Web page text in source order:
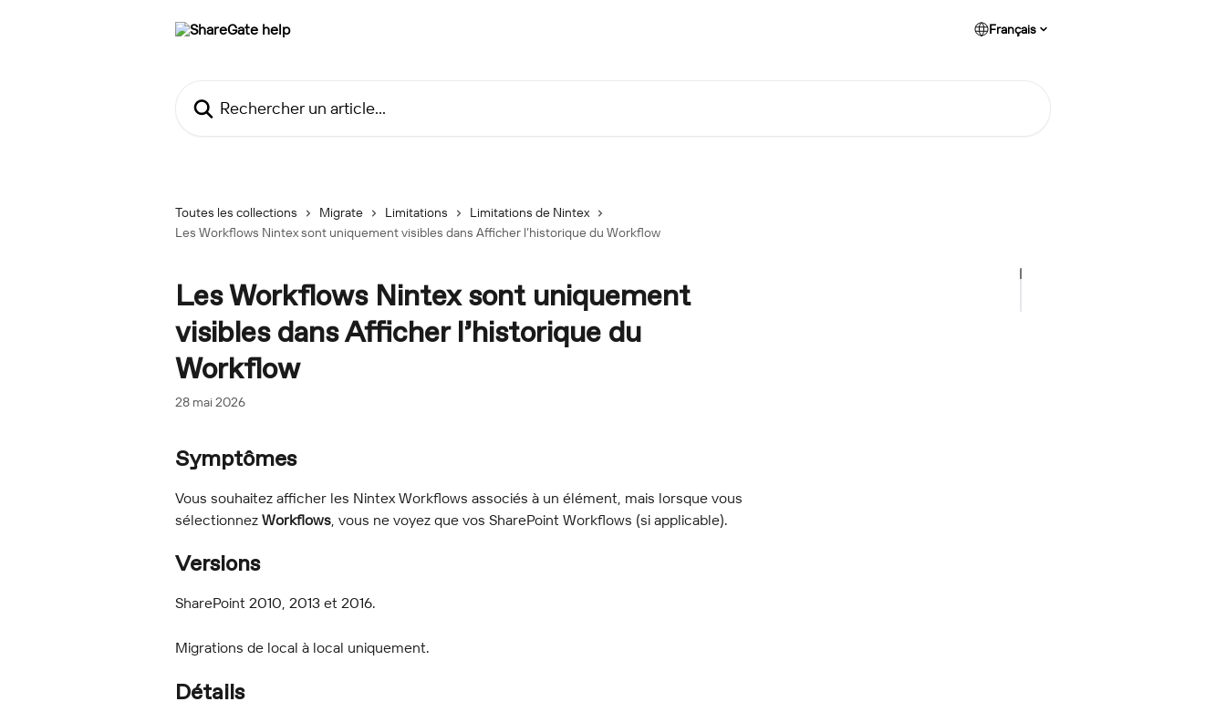
Français
Toutes les collections Migrate Limitations
Limitations de Nintex
Les Workflows Nintex sont uniquement visibles dans Afficher l’historique du Workflow
Les Workflows Nintex sont uniquement
visibles dans Afficher l’historique du
Workflow
28 mai 2026
Symptômes
Vous souhaitez afficher les Nintex Workflows associés à un élément, mais lorsque vous
sélectionnez Workflows, vous ne voyez que vos SharePoint Workflows (si applicable).
Versions
SharePoint 2010, 2013 et 2016.
Migrations de local à local uniquement.
Détails